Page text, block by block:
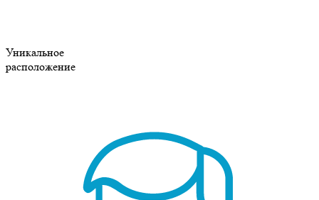
Уникальное
расположение